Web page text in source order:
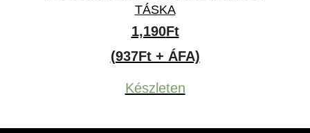
TÁSKA
1,190Ft
(937Ft + ÁFA)
Készleten